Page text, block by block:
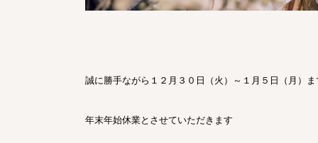
誠に勝手ながら１２月３０日（火）～１月５日（月）ま
年末年始休業とさせていただきます